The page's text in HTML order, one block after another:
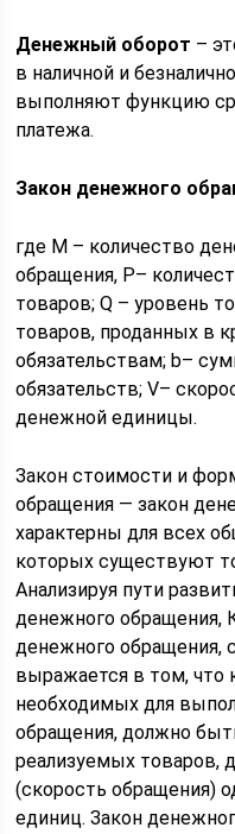
Денежный оборот –
в наличной и
выполняют функцию
платежа.
Закон денежного
где M – количество
обращения, Р–
товаров; Q – уровень
товаров, проданных в
обязательствам; b–
обязательств; V–
денежной единицы.
Закон стоимости и
обращения — закон
характерны для всех
которых существуют
Анализируя пути
денежного обращения,
денежного обращения,
выражается в том, что
необходимых для
обращения, должно
реализуемых товаров,
(скорость обращения)
единиц. Закон